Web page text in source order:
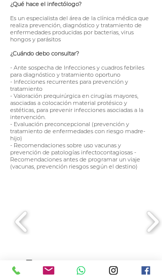
¿Qué hace el infectólogo?
Es un especialista del área de la clínica médica que
realiza prevención, diagnóstico y tratamiento de
enfermedades producidas por bacterias, virus
hongos y parásitos
¿Cuándo debo consultar?
- Ante sospecha de Infecciones y cuadros febriles
para diagnóstico y tratamiento oportuno
- Infecciones recurrentes para prevención y
tratamiento
- Valoración prequirúrgica en cirugías mayores,
asociadas a colocación material protésico y
estéticas, para prevenir infecciones asociadas a la
intervención.
- Evaluación preconcepcional (prevención y
tratamiento de enfermedades con riesgo madre-
hijo)
- Recomendaciones sobre uso vacunas y
prevención de patologías infectocontagiosas -
Recomendaciones antes de programar un viaje
(vacunas, prevención riesgos según el destino)
Turnos